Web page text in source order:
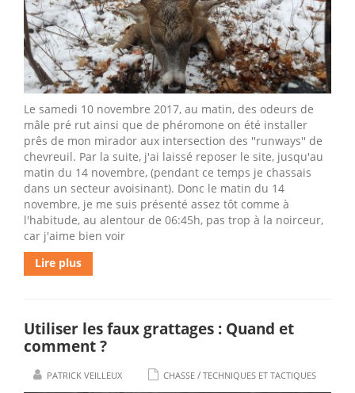
Le samedi 10 novembre 2017, au matin, des odeurs de
mâle pré rut ainsi que de phéromone on été installer
prês de mon mirador aux intersection des ''runways'' de
chevreuil. Par la suite, j'ai laissé reposer le site, jusqu'au
matin du 14 novembre, (pendant ce temps je chassais
dans un secteur avoisinant). Donc le matin du 14
novembre, je me suis présenté assez tôt comme à
l'habitude, au alentour de 06:45h, pas trop à la noirceur,
car j'aime bien voir
Lire plus
Utiliser les faux grattages : Quand et
comment ?
PATRICK VEILLEUX CHASSE / TECHNIQUES ET TACTIQUES